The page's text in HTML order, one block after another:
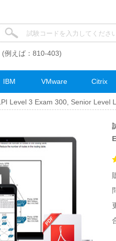
(例えば：810-403)
IBM VMware Citrix
Level 3 Exam 300, Senior Level